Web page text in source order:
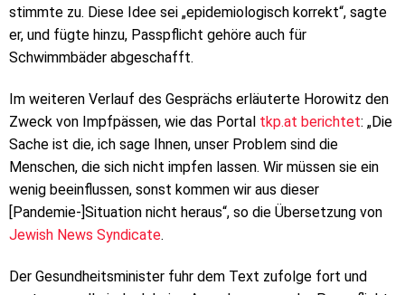
stimmte zu. Diese Idee sei „epidemiologisch korrekt“, sagte
er, und fügte hinzu, Passpflicht gehöre auch für
Schwimmbäder abgeschafft.
Im weiteren Verlauf des Gesprächs erläuterte Horowitz den
Zweck von Impfpässen, wie das Portal tkp.at berichtet: „Die
Sache ist die, ich sage Ihnen, unser Problem sind die
Menschen, die sich nicht impfen lassen. Wir müssen sie ein
wenig beeinflussen, sonst kommen wir aus dieser
[Pandemie-]Situation nicht heraus“, so die Übersetzung von
Jewish News Syndicate.
Der Gesundheitsminister fuhr dem Text zufolge fort und